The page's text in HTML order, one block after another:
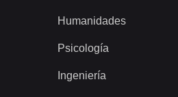
Humanidades
Psicología
Ingeniería